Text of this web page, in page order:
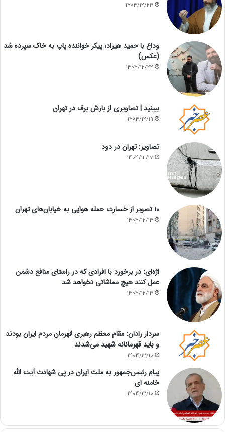
1404/12/23
وداع با حمید هیراد؛ پیکر خواننده پاپ به خاک سپرده شد
(عکس)
1404/12/22
ببینید | تصاویری از بارش برف در تهران
1404/12/19
تصاویر: تهران در دود
1404/12/17
۱۰ تصویر از خسارت حمله هوایی به خیابان‌های تهران
1404/12/13
اژه‌ای: در برخورد با افرادی که در راستای منافع دشمن
عمل کنند هیچ مماشاتی نخواهد شد
1404/12/13
سردار رادان: مقام معظم رهبری قهرمان مردم ایران بودند
و باید قهرمانانه شهید می‌شدند
1404/12/10
پیام رئیس‌جمهور به ملت ایران در پی شهادت آیت الله
خامنه ای
1404/12/10